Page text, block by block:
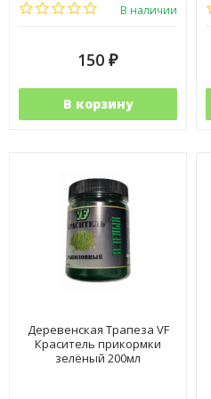
В наличии
150 ₽
В корзину
Деревенская Трапеза VF
Краситель прикормки
зелёный 200мл